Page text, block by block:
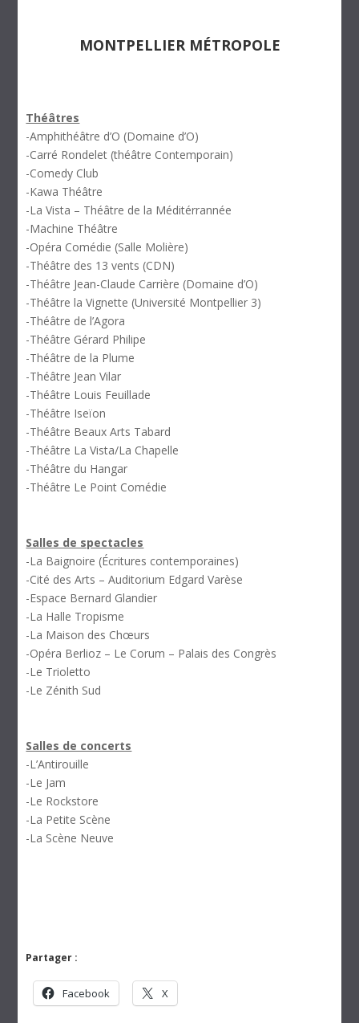
MONTPELLIER MÉTROPOLE
Théâtres
-Amphithéâtre d’O (Domaine d’O)
-Carré Rondelet (théâtre Contemporain)
-Comedy Club
-Kawa Théâtre
-La Vista – Théâtre de la Méditérrannée
-Machine Théâtre
-Opéra Comédie (Salle Molière)
-Théâtre des 13 vents (CDN)
-Théâtre Jean-Claude Carrière (Domaine d’O)
-Théâtre la Vignette (Université Montpellier 3)
-Théâtre de l’Agora
-Théâtre Gérard Philipe
-Théâtre de la Plume
-Théâtre Jean Vilar
-Théâtre Louis Feuillade
-Théâtre Iseïon
-Théâtre Beaux Arts Tabard
-Théâtre La Vista/La Chapelle
-Théâtre du Hangar
-Théâtre Le Point Comédie
Salles de spectacles
-La Baignoire (Écritures contemporaines)
-Cité des Arts – Auditorium Edgard Varèse
-Espace Bernard Glandier
-La Halle Tropisme
-La Maison des Chœurs
-Opéra Berlioz – Le Corum – Palais des Congrès
-Le Trioletto
-Le Zénith Sud
Salles de concerts
-L’Antirouille
-Le Jam
-Le Rockstore
-La Petite Scène
-La Scène Neuve
Partager :
Facebook X